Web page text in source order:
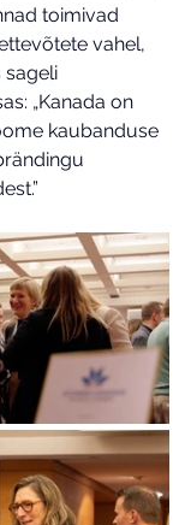
toimivad
vahel,
sageli
„Kanada on
kaubanduse